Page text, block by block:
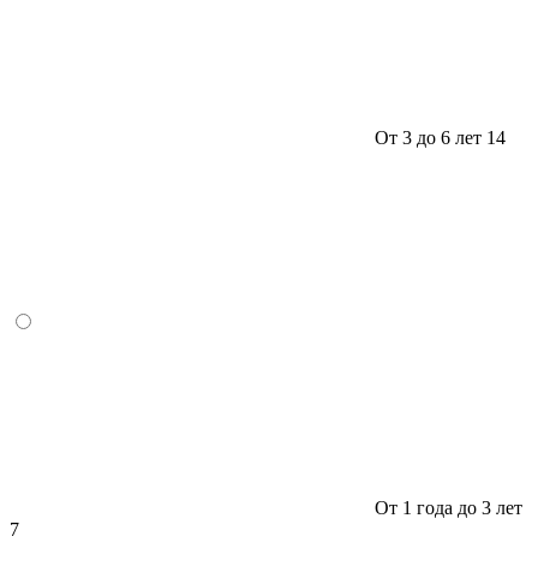
От 3 до 6 лет 14
От 1 года до 3 лет
7